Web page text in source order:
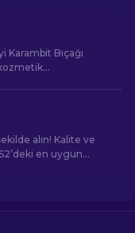
Karambit Bıçağı
alın! Kalite ve
en uygun